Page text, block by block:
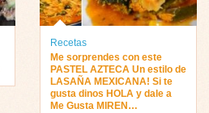
Recetas
Me sorprendes con este
PASTEL AZTECA Un estilo de
LASAÑA MEXICANA! Si te
gusta dinos HOLA y dale a
Me Gusta MIREN…